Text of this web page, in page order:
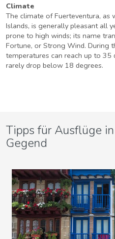
Climate
The climate of Fuerteventura, as
Islands, is generally pleasant all
prone to high winds; its name
Fortune, or Strong Wind. During
temperatures can reach up to 35
rarely drop below 18 degrees.
Tipps für Ausflüge
Gegend